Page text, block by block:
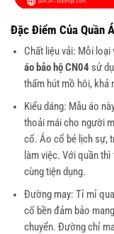
Đặc Điểm Của Quần
Chất liệu vải: Mỗi
áo bảo hộ CN04 sử
thấm hút mồ hôi, khả
Kiểu dáng: Mẫu áo
thoải mái cho người
cố. Áo cổ bẻ lịch sự,
làm việc. Với quần
cùng tiện dụng.
Đường may: Tỉ mỉ
cố bền đảm bảo
chuyển. Đường chỉ